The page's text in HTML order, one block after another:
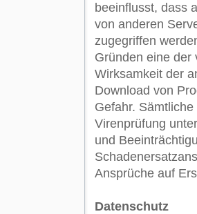
beeinflusst, dass
von anderen
zugegriffen
Gründen eine der
Wirksamkeit der
Download von
Gefahr.
Virenprüfung
und
Ansprüche auf
Datenschutz